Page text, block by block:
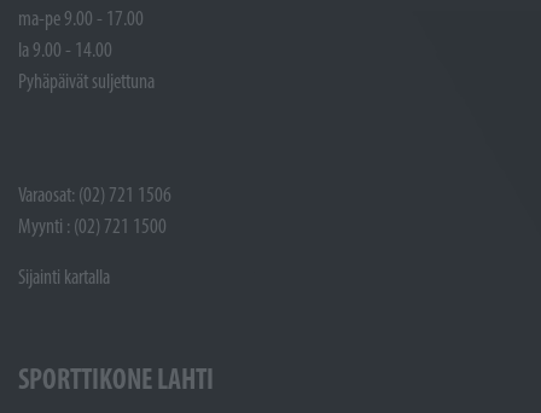
ma-pe 9.00 - 17.00
la 9.00 - 14.00
Pyhäpäivät suljettuna
Varaosat: (02) 721 1506
Myynti : (02) 721 1500
Sijainti kartalla
SPORTTIKONE LAHTI